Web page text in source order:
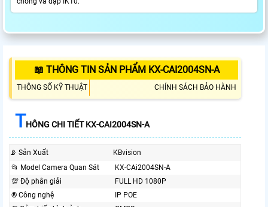
📖 THÔNG TIN SẢN PHẨM KX-CAI2004SN-A
THÔNG SỐ KỸ THUẬT CHÍNH SÁCH BẢO HÀNH
THÔNG CHI TIẾT KX-CAI2004SN-A
📡 Sản Xuất
KBvision
📂 Model Camera Quan Sát
KX-CAi2004SN-A
💯 Độ phân giải
FULL HD 1080P
®️ Công nghệ
IP POE